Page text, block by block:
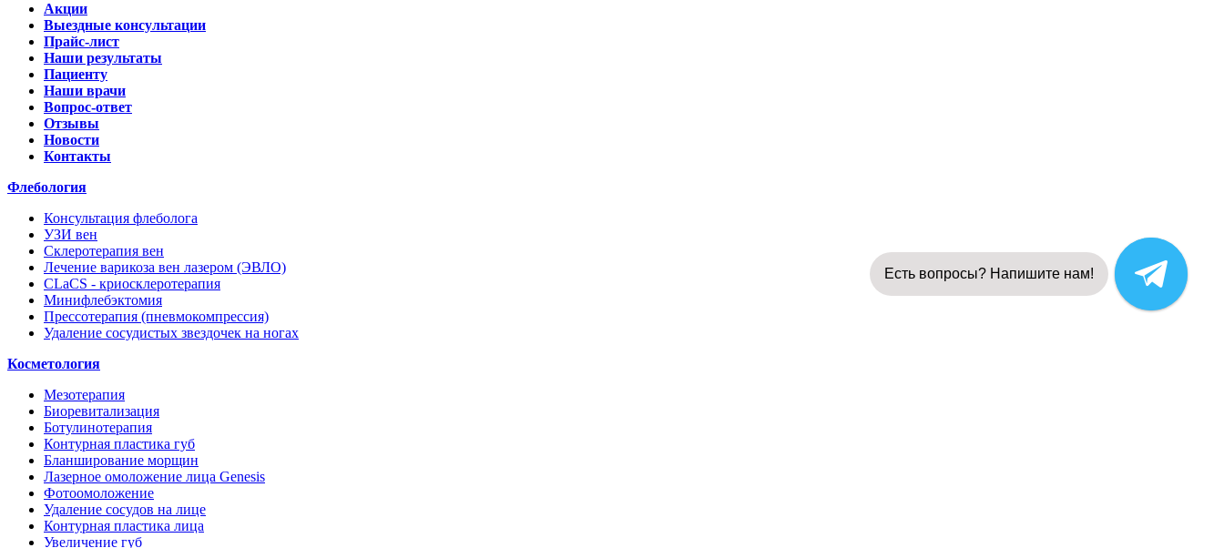
Акции
Выездные консультации
Прайс-лист
Наши результаты
Пациенту
Наши врачи
Вопрос-ответ
Отзывы
Новости
Контакты
Флебология
Консультация флеболога
УЗИ вен
Склеротерапия вен
Лечение варикоза вен лазером (ЭВЛО)
CLaCS - криосклеротерапия
Минифлебэктомия
Прессотерапия (пневмокомпрессия)
Удаление сосудистых звездочек на ногах
Косметология
Мезотерапия
Биоревитализация
Ботулинотерапия
Контурная пластика губ
Бланширование морщин
Лазерное омоложение лица Genesis
Фотоомоложение
Удаление сосудов на лице
Контурная пластика лица
Увеличение губ
Есть вопросы? Напишите нам!